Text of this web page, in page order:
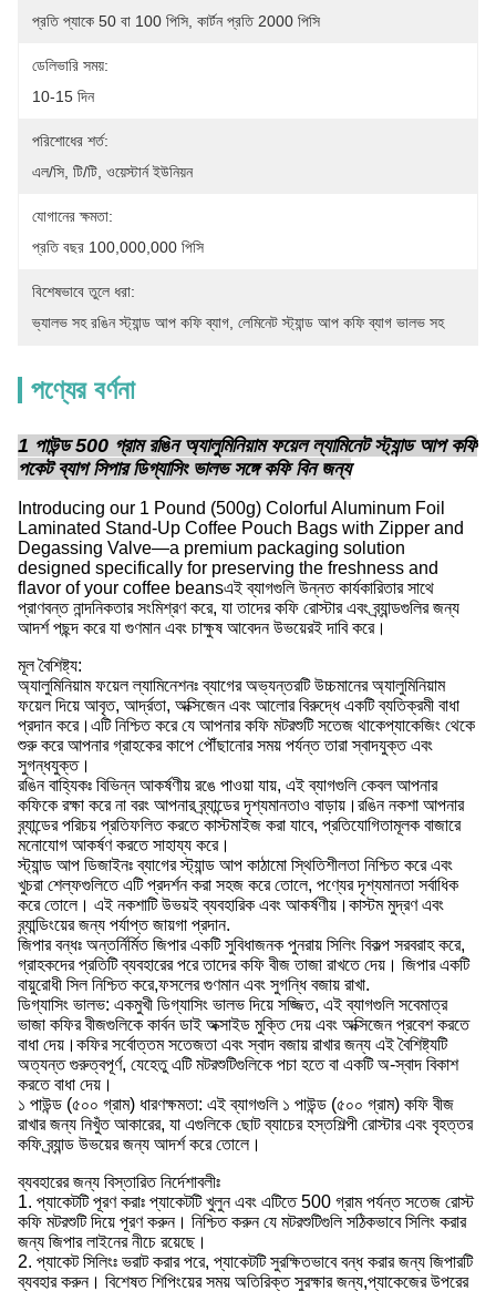
প্রতি প্যাকে 50 বা 100 পিসি, কার্টন প্রতি 2000 পিসি
ডেলিভারি সময়:
10-15 দিন
পরিশোধের শর্ত:
এল/সি, টি/টি, ওয়েস্টার্ন ইউনিয়ন
যোগানের ক্ষমতা:
প্রতি বছর 100,000,000 পিসি
বিশেষভাবে তুলে ধরা:
ভ্যালভ সহ রঙিন স্ট্যান্ড আপ কফি ব্যাগ লেমিনেট স্ট্যান্ড আপ কফি ব্যাগ ভালভ সহ
পণ্যের বর্ণনা
1 পাউন্ড 500 গ্রাম রঙিন অ্যালুমিনিয়াম ফয়েল ল্যামিনেট স্ট্যান্ড আপ কফি
পকেট ব্যাগ সিপার ডিগ্যাসিং ভালভ সঙ্গে কফি বিন জন্য
Introducing our 1 Pound (500g) Colorful Aluminum Foil
Laminated Stand-Up Coffee Pouch Bags with Zipper and
Degassing Valve—a premium packaging solution
designed specifically for preserving the freshness and
flavor of your coffee beansএই ব্যাগগুলি উন্নত কার্যকারিতার সাথে
প্রাণবন্ত নান্দনিকতার সংমিশ্রণ করে, যা তাদের কফি রোস্টার এবং ব্র্যান্ডগুলির জন্য
আদর্শ পছন্দ করে যা গুণমান এবং চাক্ষুষ আবেদন উভয়েরই দাবি করে।
মূল বৈশিষ্ট্য:
অ্যালুমিনিয়াম ফয়েল ল্যামিনেশনঃ ব্যাগের অভ্যন্তরটি উচ্চমানের অ্যালুমিনিয়াম
ফয়েল দিয়ে আবৃত, আর্দ্রতা, অক্সিজেন এবং আলোর বিরুদ্ধে একটি ব্যতিক্রমী বাধা
প্রদান করে।এটি নিশ্চিত করে যে আপনার কফি মটরশুটি সতেজ থাকেপ্যাকেজিং থেকে
শুরু করে আপনার গ্রাহকের কাপে পৌঁছানোর সময় পর্যন্ত তারা স্বাদযুক্ত এবং
সুগন্ধযুক্ত।
রঙিন বাহ্যিকঃ বিভিন্ন আকর্ষণীয় রঙে পাওয়া যায়, এই ব্যাগগুলি কেবল আপনার
কফিকে রক্ষা করে না বরং আপনার ব্র্যান্ডের দৃশ্যমানতাও বাড়ায়।রঙিন নকশা আপনার
ব্র্যান্ডের পরিচয় প্রতিফলিত করতে কাস্টমাইজ করা যাবে, প্রতিযোগিতামূলক বাজারে
মনোযোগ আকর্ষণ করতে সাহায্য করে।
স্ট্যান্ড আপ ডিজাইনঃ ব্যাগের স্ট্যান্ড আপ কাঠামো স্থিতিশীলতা নিশ্চিত করে এবং
খুচরা শেল্ফগুলিতে এটি প্রদর্শন করা সহজ করে তোলে, পণ্যের দৃশ্যমানতা সর্বাধিক
করে তোলে। এই নকশাটি উভয়ই ব্যবহারিক এবং আকর্ষণীয়।কাস্টম মুদ্রণ এবং
ব্র্যান্ডিংয়ের জন্য পর্যাপ্ত জায়গা প্রদান.
জিপার বন্ধঃ অন্তর্নির্মিত জিপার একটি সুবিধাজনক পুনরায় সিলিং বিকল্প সরবরাহ করে,
গ্রাহকদের প্রতিটি ব্যবহারের পরে তাদের কফি বীজ তাজা রাখতে দেয়। জিপার একটি
বায়ুরোধী সিল নিশ্চিত করে,ফসলের গুণমান এবং সুগন্ধি বজায় রাখা.
ডিগ্যাসিং ভালভ: একমুখী ডিগ্যাসিং ভালভ দিয়ে সজ্জিত, এই ব্যাগগুলি সবেমাত্র
ভাজা কফির বীজগুলিকে কার্বন ডাই অক্সাইড মুক্তি দেয় এবং অক্সিজেন প্রবেশ করতে
বাধা দেয়।কফির সর্বোত্তম সতেজতা এবং স্বাদ বজায় রাখার জন্য এই বৈশিষ্ট্যটি
অত্যন্ত গুরুত্বপূর্ণ, যেহেতু এটি মটরশুটিগুলিকে পচা হতে বা একটি অ-স্বাদ বিকাশ
করতে বাধা দেয়।
১ পাউন্ড (৫০০ গ্রাম) ধারণক্ষমতা: এই ব্যাগগুলি ১ পাউন্ড (৫০০ গ্রাম) কফি বীজ
রাখার জন্য নিখুঁত আকারের, যা এগুলিকে ছোট ব্যাচের হস্তশিল্পী রোস্টার এবং বৃহত্তর
কফি ব্র্যান্ড উভয়ের জন্য আদর্শ করে তোলে।
ব্যবহারের জন্য বিস্তারিত নির্দেশাবলীঃ
1. প্যাকেটটি পূরণ করাঃ প্যাকেটটি খুলুন এবং এটিতে 500 গ্রাম পর্যন্ত সতেজ রোস্ট
কফি মটরশুটি দিয়ে পূরণ করুন। নিশ্চিত করুন যে মটরশুটিগুলি সঠিকভাবে সিলিং করার
জন্য জিপার লাইনের নীচে রয়েছে।
2. প্যাকেট সিলিংঃ ভরাট করার পরে, প্যাকেটটি সুরক্ষিতভাবে বন্ধ করার জন্য জিপারটি
ব্যবহার করুন। বিশেষত শিপিংয়ের সময় অতিরিক্ত সুরক্ষার জন্য,প্যাকেজের উপরের